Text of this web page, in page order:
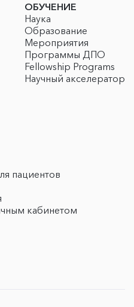
ОБУЧЕНИЕ
Наука
Образование
Мероприятия
Программы ДПО
Fellowship Programs
Научный акселератор
пациентов
кабинетом